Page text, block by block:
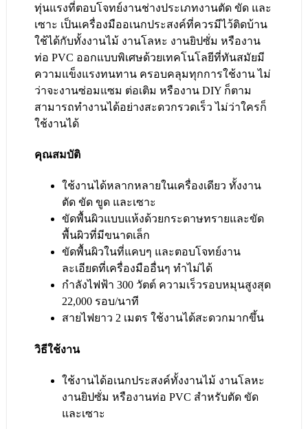
ทุ่นแรงที่ตอบโจทย์งานช่างประเภทงานตัด ขัด และ
เซาะ เป็นเครื่องมืออเนกประสงค์ที่ควรมีไว้ติดบ้าน
ใช้ได้กับทั้งงานไม้ งานโลหะ งานยิปซั่ม หรืองาน
ท่อ PVC ออกแบบพิเศษด้วยเทคโนโลยีที่ทันสมัยมี
ความแข็งแรงทนทาน ครอบคลุมทุกการใช้งาน ไม่
ว่าจะงานซ่อมแซม ต่อเติม หรืองาน DIY ก็ตาม
สามารถทำงานได้อย่างสะดวกรวดเร็ว ไม่ว่าใครก็
ใช้งานได้
คุณสมบัติ
ใช้งานได้หลากหลายในเครื่องเดียว ทั้งงาน
ตัด ขัด ขูด และเซาะ
ขัดพื้นผิวแบบแห้งด้วยกระดาษทรายและขัด
พื้นผิวที่มีขนาดเล็ก
ขัดพื้นผิวในที่แคบๆ และตอบโจทย์งาน
ละเอียดที่เครื่องมืออื่นๆ ทำไม่ได้
กำลังไฟฟ้า 300 วัตต์ ความเร็วรอบหมุนสูงสุด
22,000 รอบ/นาที
สายไฟยาว 2 เมตร ใช้งานได้สะดวกมากขึ้น
วิธีใช้งาน
ใช้งานได้อเนกประสงค์ทั้งงานไม้ งานโลหะ
งานยิปซั่ม หรืองานท่อ PVC สำหรับตัด ขัด
และเซาะ